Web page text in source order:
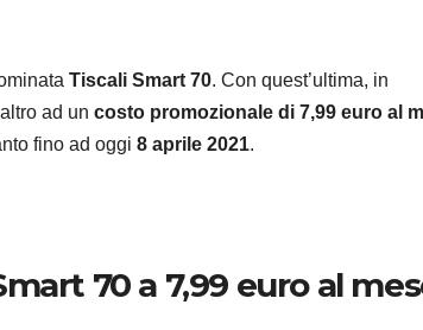
Tiscali Smart 70. Con quest’ultima, in
ad un costo promozionale di 7,99 euro al
fino ad oggi 8 aprile 2021.
70 a 7,99 euro al